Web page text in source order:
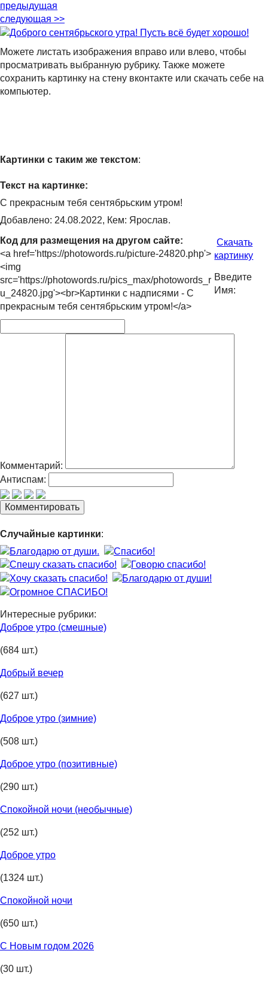
предыдущая
следующая >>
Можете листать изображения вправо или влево, чтобы
просматривать выбранную рубрику. Также можете
сохранить картинку на стену вконтакте или скачать себе на
компьютер.
Картинки с таким же текстом:
Текст на картинке:
С прекрасным тебя сентябрьским утром!
Добавлено: 24.08.2022, Кем: Ярослав.
Код для размещения на другом сайте:
<a href='https://photowords.ru/picture-24820.php'>
<img
src='https://photowords.ru/pics_max/photowords_r
u_24820.jpg'><br>Картинки с надписями - С
прекрасным тебя сентябрьским утром!</a>
Скачать
картинку
Введите
Имя:
Комментарий:
Антиспам:
Случайные картинки:
Интересные рубрики:
Доброе утро (смешные)
(684 шт.)
Добрый вечер
(627 шт.)
Доброе утро (зимние)
(508 шт.)
Доброе утро (позитивные)
(290 шт.)
Спокойной ночи (необычные)
(252 шт.)
Доброе утро
(1324 шт.)
Спокойной ночи
(650 шт.)
С Новым годом 2026
(30 шт.)